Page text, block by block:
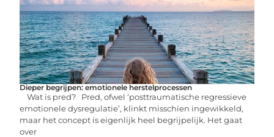
Dieper begrijpen: emotionele herstelprocessen
Wat is pred? Pred, ofwel ‘posttraumatische regressieve
emotionele dysregulatie’, klinkt misschien ingewikkeld,
maar het concept is eigenlijk heel begrijpelijk. Het gaat
over